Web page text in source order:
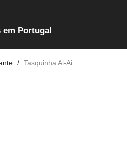
em Portugal
Tasquinha Ai-Ai